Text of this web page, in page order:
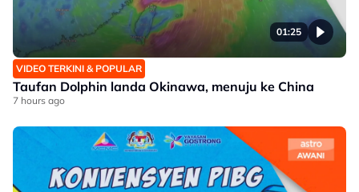
01:25
VIDEO TERKINI & POPULAR
Taufan Dolphin landa Okinawa, menuju ke China
7 hours ago